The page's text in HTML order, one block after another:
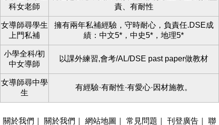
科女老師
責、有耐性
女導師尋學生
上門私補
擁有兩年私補經驗，守時耐心，負責任.DSE成
績：中文5*，中史5*，地理5*
小學全科/初
中女導師
以課外練習,會考/AL/DSE past paper做教材
女導師尋中學
生
有經驗·有耐性·有愛心·因材施教。
關於我們 關於我們 網站地圖 常見問題 刊登廣告 聯